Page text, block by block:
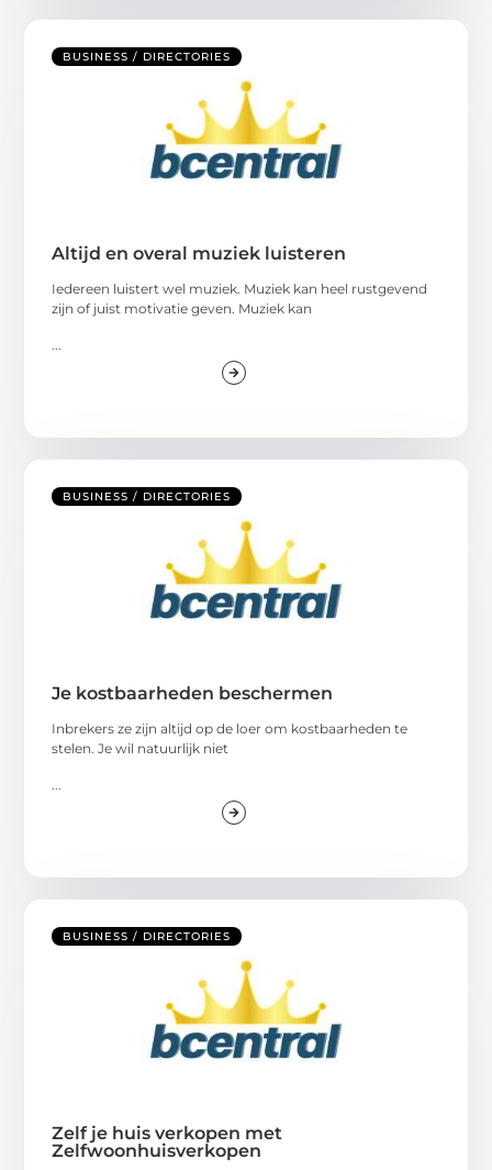
BUSINESS / DIRECTORIES
Altijd en overal muziek luisteren
Iedereen luistert wel muziek. Muziek kan heel rustgevend
zijn of juist motivatie geven. Muziek kan
BUSINESS / DIRECTORIES
Je kostbaarheden beschermen
Inbrekers ze zijn altijd op de loer om kostbaarheden te
stelen. Je wil natuurlijk niet
BUSINESS / DIRECTORIES
Zelf je huis verkopen met
Zelfwoonhuisverkopen